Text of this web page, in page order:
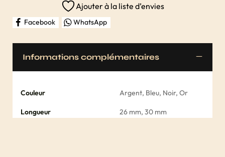
Ajouter à la liste d’envies
Facebook WhatsApp
Informations complémentaires
Couleur Argent, Bleu, Noir, Or
Longueur 26 mm, 30 mm